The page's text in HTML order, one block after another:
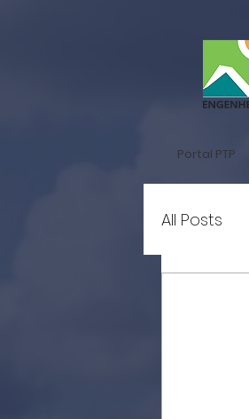
Portal PTP
All Posts